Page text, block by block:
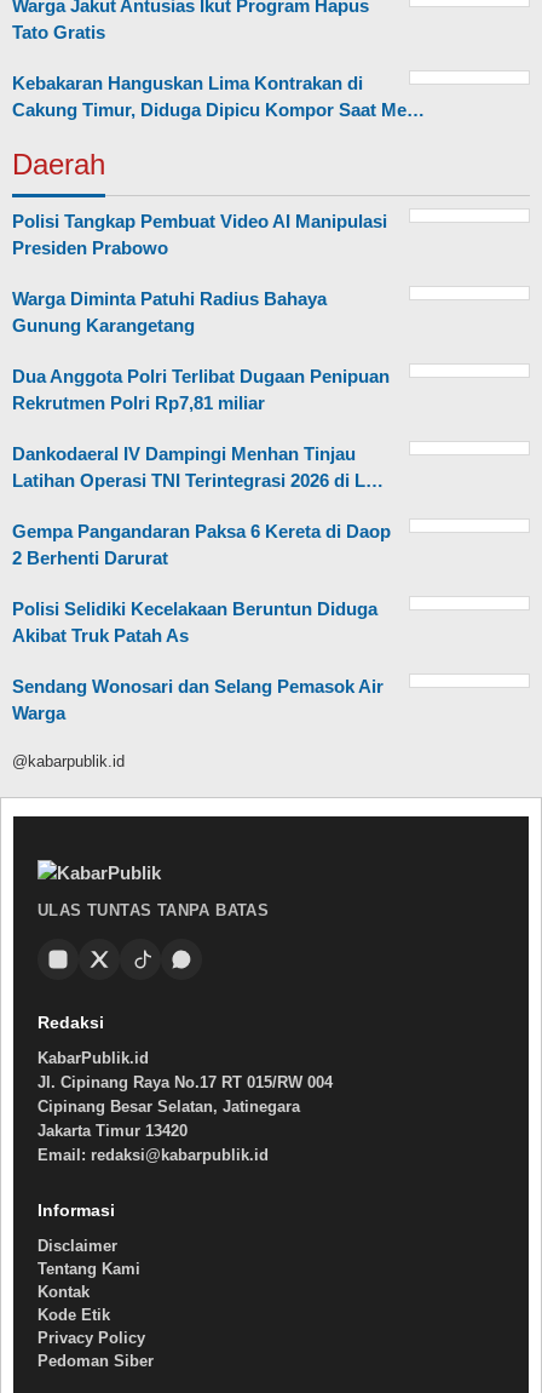
Warga Jakut Antusias Ikut Program Hapus
Tato Gratis
Kebakaran Hanguskan Lima Kontrakan di
Cakung Timur, Diduga Dipicu Kompor Saat Me…
Daerah
Polisi Tangkap Pembuat Video AI Manipulasi
Presiden Prabowo
Warga Diminta Patuhi Radius Bahaya
Gunung Karangetang
Dua Anggota Polri Terlibat Dugaan Penipuan
Rekrutmen Polri Rp7,81 miliar
Dankodaeral IV Dampingi Menhan Tinjau
Latihan Operasi TNI Terintegrasi 2026 di L…
Gempa Pangandaran Paksa 6 Kereta di Daop
2 Berhenti Darurat
Polisi Selidiki Kecelakaan Beruntun Diduga
Akibat Truk Patah As
Sendang Wonosari dan Selang Pemasok Air
Warga
@kabarpublik.id
ULAS TUNTAS TANPA BATAS
Redaksi
KabarPublik.id
Jl. Cipinang Raya No.17 RT 015/RW 004
Cipinang Besar Selatan, Jatinegara
Jakarta Timur 13420
Email: redaksi@kabarpublik.id
Informasi
Disclaimer
Tentang Kami
Kontak
Kode Etik
Privacy Policy
Pedoman Siber